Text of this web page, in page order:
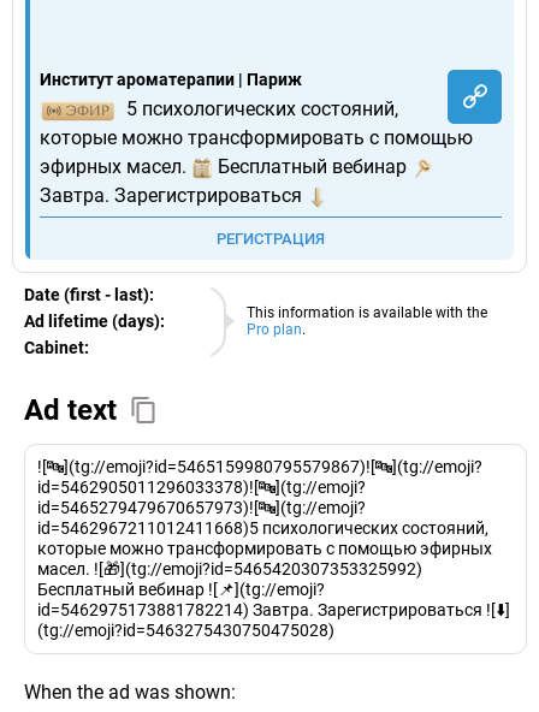
Институт ароматерапии | Париж
5 психологических состояний,
которые можно трансформировать с помощью
эфирных масел.
Бесплатный вебинар
Завтра. Зарегистрироваться
РЕГИСТРАЦИЯ
This information is available with the
Pro plan.
Date (first - last):
10.08.2026
Ad lifetime (days):
Cabinet:
EURO
Ad text
![🔤](tg://emoji?id=5465159980795579867)![🔤](tg://emoji?
id=5462905011296033378)![🔤](tg://emoji?
id=5465279479670657973)![🔤](tg://emoji?
id=5462967211012411668)5 психологических состояний,
которые можно трансформировать с помощью эфирных
масел. ![🎁](tg://emoji?id=5465420307353325992)
Бесплатный вебинар ![📌](tg://emoji?
id=5462975173881782214) Завтра. Зарегистрироваться ![⬇️]
(tg://emoji?id=5463275430750475028)
When the ad was shown: